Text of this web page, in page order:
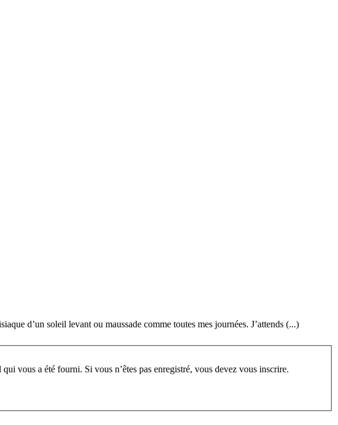
d’un soleil levant ou maussade comme toutes mes journées. J’attends (...)
Pour participer à ce forum, vous devez vous enregistrer au préalable. Merci d’indiquer ci-dessous l’identifiant personnel qui vous a été fourni. Si vous n’êtes pas enregistré, vous devez vous inscrire.